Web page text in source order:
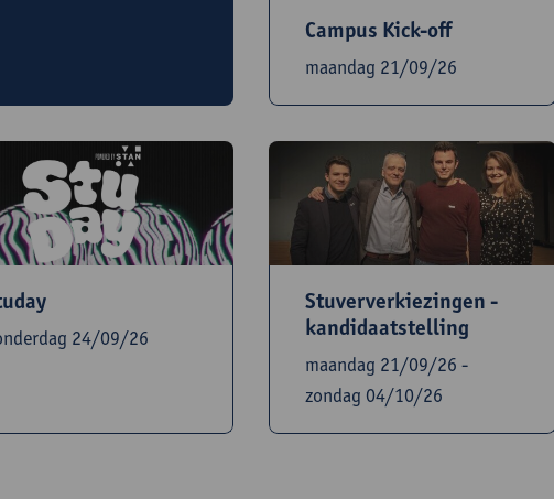
Campus Kick-off
maandag 21/09/26
24/09/26
Stuververkiezingen -
kandidaatstelling
maandag 21/09/26 -
zondag 04/10/26